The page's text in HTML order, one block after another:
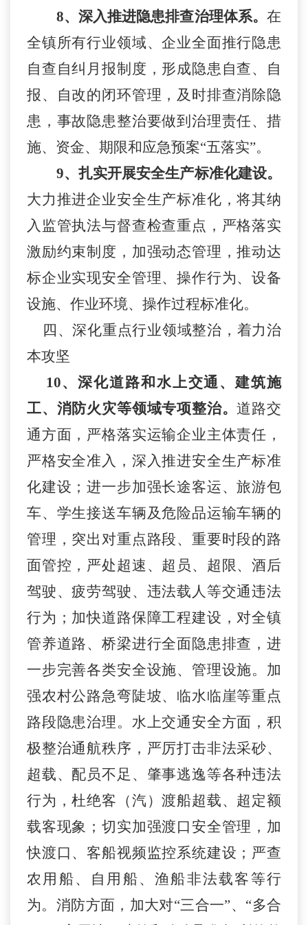
8、深入推进隐患排查治理体系。 在
全镇所有行业领域、企业全面推行隐患
自查自纠月报制度，形成隐患自查、自
报、自改的闭环管理，及时排查消除隐
患，事故隐患整治要做到治理责任、措
施、资金、期限和应急预案“五落实”。
9、扎实开展安全生产标准化建设。
大力推进企业安全生产标准化，将其纳
入监管执法与督查检查重点，严格落实
激励约束制度，加强动态管理，推动达
标企业实现安全管理、操作行为、设备
设施、作业环境、操作过程标准化。
四、深化重点行业领域整治，着力治
本攻坚
10、深化道路和水上交通、建筑施
工、消防火灾等领域专项整治。道路交
通方面，严格落实运输企业主体责任，
严格安全准入，深入推进安全生产标准
化建设；进一步加强长途客运、旅游包
车、学生接送车辆及危险品运输车辆的
管理，突出对重点路段、重要时段的路
面管控，严处超速、超员、超限、酒后
驾驶、疲劳驾驶、违法载人等交通违法
行为；加快道路保障工程建设，对全镇
管养道路、桥梁进行全面隐患排查，进
一步完善各类安全设施、管理设施。 加
强农村公路急弯陡坡、临水临崖等重点
路段隐患治理。 水上交通安全方面，积
极整治通航秩序，严厉打击非法采砂、
超载、配员不足、肇事逃逸等各种违法
行为，杜绝客（汽）渡船超载、超定额
载客现象；切实加强渡口安全管理，加
快渡口、客船视频监控系统建设；严查
农用船、自用船、渔船非法载客等行
为。消防方面，加大对“三合一”、“多合